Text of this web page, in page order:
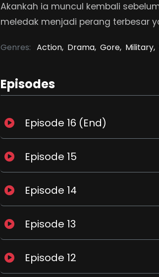
Akankah ia muncul kembali
meledak menjadi perang terbesar
Genres: Action, Drama, Gore, Military,
Episodes
Episode 16 (End)
Episode 15
Episode 14
Episode 13
Episode 12